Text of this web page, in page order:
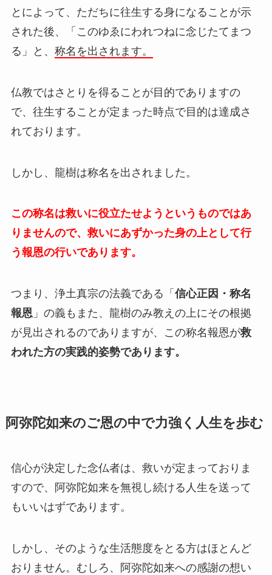
とによって、ただちに往生する身になることが示
された後、「このゆゑにわれつねに念じたてまつ
る」と、 称名を出されます。
仏教ではさとりを得ることが目的でありますの
で、往生することが定まった時点で目的は達成さ
れております。
しかし、龍樹は称名を出されました。
この称名は救いに役立たせようというものではあ
りませんので、救いにあずかった身の上として行
う報恩の行いであります。
つまり、浄土真宗の法義である「 信心正因・称名
報恩」の義もまた、龍樹のみ教えの上にその根拠
が見出されるのでありますが、この称名報恩が救
われた方の実践的姿勢であります。
阿弥陀如来のご恩の中で力強く人生を歩む
信心が決定した念仏者は、救いが定まっておりま
すので、阿弥陀如来を無視し続ける人生を送って
もいいはずであります。
しかし、そのような生活態度をとる方はほとんど
おりません。むしろ、阿弥陀如来への感謝の想い